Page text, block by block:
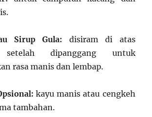
Sirup Gula: disiram di atas
setelah dipanggang untuk
rasa manis dan lembap.
kayu manis atau cengkeh
tambahan.